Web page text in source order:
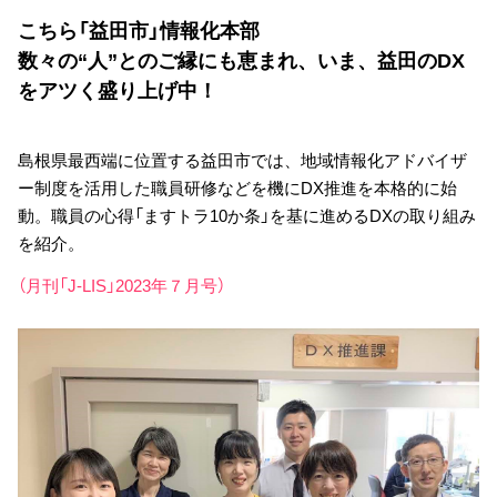
こちら「益田市」情報化本部
数々の“人”とのご縁にも恵まれ、いま、益田のDX
をアツく盛り上げ中！
島根県最西端に位置する益田市では、地域情報化アドバイザ
ー制度を活用した職員研修などを機にDX推進を本格的に始
動。職員の心得「ますトラ10か条」を基に進めるDXの取り組み
を紹介。
（月刊「J-LIS」2023年７月号）